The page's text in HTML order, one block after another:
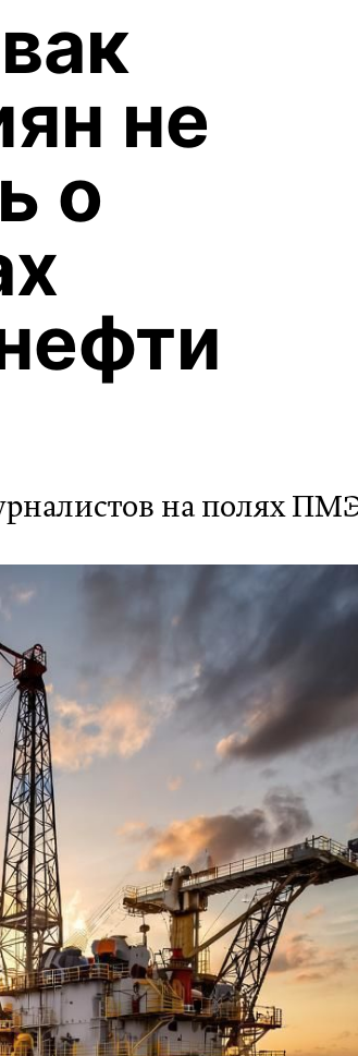
не
о
на полях